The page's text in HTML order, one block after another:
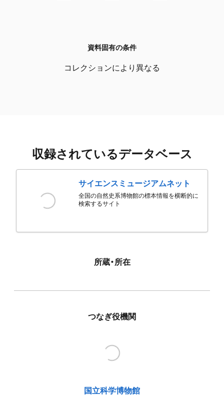
資料固有の条件
コレクションにより異なる
収録されているデータベース
サイエンスミュージアムネット
全国の自然史系博物館の標本情報を横断的に
検索するサイト
所蔵・所在
つなぎ役機関
国立科学博物館